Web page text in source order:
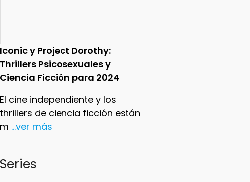
Iconic y Project Dorothy:
Thrillers Psicosexuales y
Ciencia Ficción para 2024
El cine independiente y los
thrillers de ciencia ficción están
m ...ver más
Series